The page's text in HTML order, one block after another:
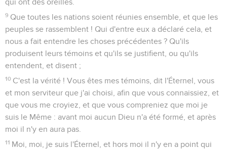
qui ont des oreilles.
9 Que toutes les nations soient réunies ensemble, et que les
peuples se rassemblent ! Qui d'entre eux a déclaré cela, et
nous a fait entendre les choses précédentes ? Qu'ils
produisent leurs témoins et qu'ils se justifient, ou qu'ils
entendent, et disent ;
10 C'est la vérité ! Vous êtes mes témoins, dit l'Éternel, vous
et mon serviteur que j'ai choisi, afin que vous connaissiez, et
que vous me croyiez, et que vous compreniez que moi je
suis le Même : avant moi aucun Dieu n'a été formé, et après
moi il n'y en aura pas.
11 Moi, moi, je suis l'Éternel, et hors moi il n'y en a point qui